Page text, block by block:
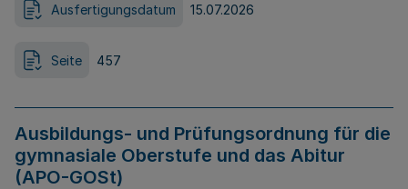
Ausfertigungsdatum 15.07.2026
Seite 457
Ausbildungs- und Prüfungsordnung für die
gymnasiale Oberstufe und das Abitur
(APO-GOSt)